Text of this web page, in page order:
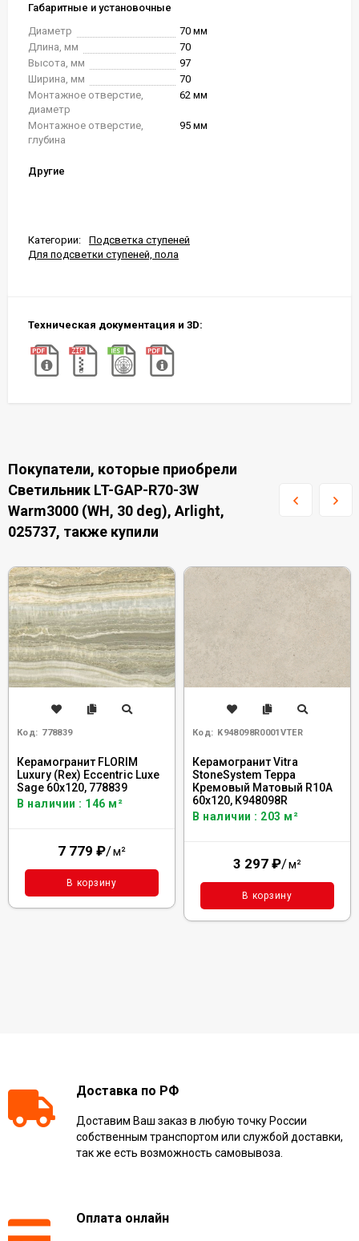
Габаритные и установочные
Диаметр
70 мм
Длина, мм
70
Высота, мм
97
Ширина, мм
70
Монтажное отверстие,
диаметр
62 мм
Монтажное отверстие,
глубина
95 мм
Другие
Категории:
Подсветка ступеней
Для подсветки ступеней, пола
Техническая документация и 3D:
Покупатели, которые приобрели
Светильник LT-GAP-R70-3W
Warm3000 (WH, 30 deg), Arlight,
025737, также купили
Код: 778839
Керамогранит FLORIM
Luxury (Rex) Eccentric Luxe
Sage 60x120, 778839
В наличии : 146 м²
7 779 ₽/м²
В корзину
Код: K948098R0001VTER
Керамогранит Vitra
StoneSystem Терра
Кремовый Матовый R10A
60x120, K948098R
В наличии : 203 м²
3 297 ₽/м²
В корзину
Доставка по РФ
Доставим Ваш заказ в любую точку России
собственным транспортом или службой доставки,
так же есть возможность самовывоза.
Оплата онлайн